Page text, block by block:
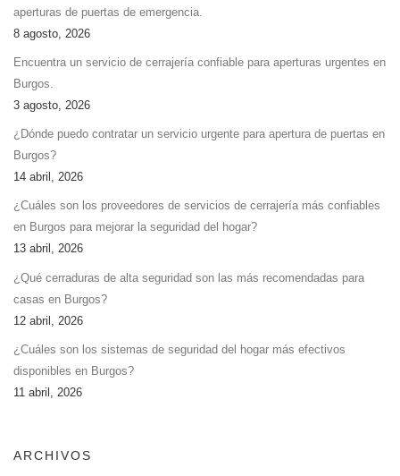
aperturas de puertas de emergencia.
8 agosto, 2026
Encuentra un servicio de cerrajería confiable para aperturas urgentes en
Burgos.
3 agosto, 2026
¿Dónde puedo contratar un servicio urgente para apertura de puertas en
Burgos?
14 abril, 2026
¿Cuáles son los proveedores de servicios de cerrajería más confiables
en Burgos para mejorar la seguridad del hogar?
13 abril, 2026
¿Qué cerraduras de alta seguridad son las más recomendadas para
casas en Burgos?
12 abril, 2026
¿Cuáles son los sistemas de seguridad del hogar más efectivos
disponibles en Burgos?
11 abril, 2026
ARCHIVOS